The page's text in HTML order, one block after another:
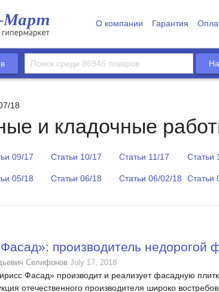
О компании Гарантия
18
и кладочные
09/17 Статьи 10/17 Статьи 11/17 Статьи
05/18 Статьи 06/18 Статьи 06/02/18 Статьи
производитель недорогой
Селифонов July 17, 2018
Фасад» производит и реализует фасадную
отечественного производителя широко